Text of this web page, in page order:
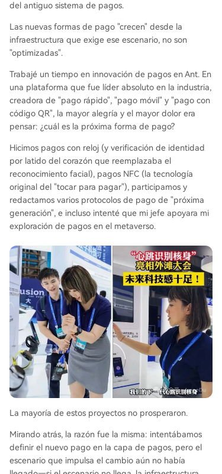
del antiguo sistema de pagos.
Las nuevas formas de pago "crecen" desde la
infraestructura que exige ese escenario, no son
"optimizadas".
Trabajé un tiempo en innovación de pagos en Ant. En
una plataforma que fue líder absoluto en la industria,
creadora de "pago rápido", "pago móvil" y "pago con
código QR", la mayor alegría y el mayor dolor era
pensar: ¿cuál es la próxima forma de pago?
Hicimos pagos con reloj (y verificación de identidad
por latido del corazón que reemplazaba el
reconocimiento facial), pagos NFC (la tecnología
original del "tocar para pagar"), participamos y
redactamos varios protocolos de pago de "próxima
generación", e incluso intenté que mi jefe apoyara mi
exploración de pagos en el metaverso.
La mayoría de estos proyectos no prosperaron.
Mirando atrás, la razón fue la misma: intentábamos
definir el nuevo pago en la capa de pagos, pero el
escenario que impulsa el cambio aún no había